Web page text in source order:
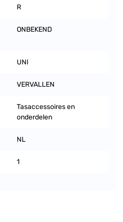
R
ONBEKEND
UNI
VERVALLEN
Tasaccessoires en
onderdelen
NL
1